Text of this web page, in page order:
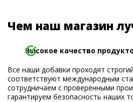
Чем наш магазин
Высокое качество
Все наши добавки проходят
соответствуют международным
сотрудничаем с проверенными
гарантируем безопасность наших